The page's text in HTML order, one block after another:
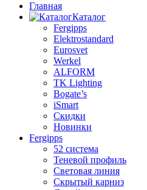
Главная
Каталог
Fergipps
Elektrostandard
Eurosvet
Werkel
ALFORM
TK Lighting
Bogate’s
iSmart
Скидки
Новинки
Fergipps
52 система
Теневой профиль
Световая линия
Скрытый карниз